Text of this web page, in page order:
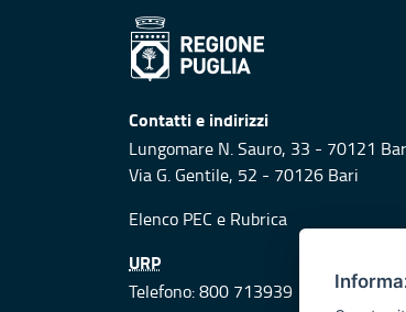
Contatti e indirizzi
Lungomare N. Sauro, 33 - 70121
Via G. Gentile, 52 - 70126 Bari
Elenco PEC e Rubrica
URP
Telefono: 800 713939